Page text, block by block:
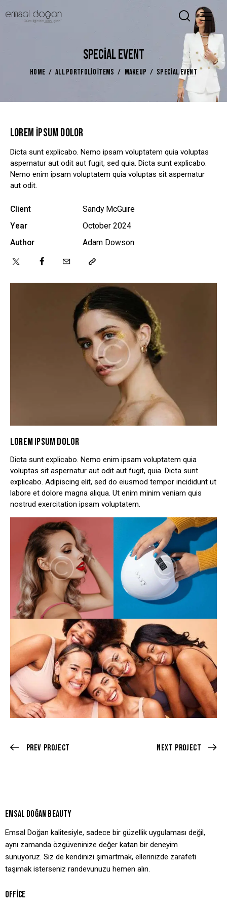
SPECIAL EVENT
HOME ALL PORTFOLIO ITEMS MAKEUP SPECIAL EVENT
LOREM IPSUM DOLOR
Dicta sunt explicabo. Nemo enim ipsam voluptatem quia
voluptas sit aspernatur aut odit aut fugit, quia. Dicta sunt
explicabo. Adipiscing elit, sed do eiusmod tempor incididunt ut
labore et dolore magna aliqua. Ut enim minim veniam quis
nostrud exercitation ipsam voluptatem.
LOREM IPSUM DOLOR
Dicta sunt explicabo. Nemo ipsam voluptatem quia voluptas
aspernatur aut odit aut fugit, sed quia. Dicta sunt explicabo.
Nemo enim ipsam voluptatem quia voluptas sit aspernatur
aut odit.
Client
Sandy McGuire
Year
October 2024
Author
Adam Dowson
Prev Project Next Project
EMSAL DOĞAN BEAUTY
Emsal Doğan kalitesiyle, sadece bir güzellik uygulaması değil,
aynı zamanda özgüveninize değer katan bir deneyim
sunuyoruz. Siz de kendinizi şımartmak, ellerinizde zarafeti
taşımak isterseniz randevunuzu hemen alın.
OFFICE